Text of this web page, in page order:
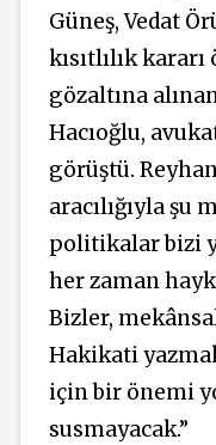
Güneş, Vedat
kısıtlılık
gözaltına
Hacıoğlu,
görüştü.
aracılığıyla şu
politikalar bizi
her zaman
Bizler,
Hakikati
için bir önemi
susmayacak.”